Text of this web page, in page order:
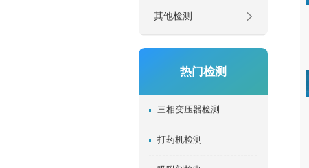
其他检测
热门检测
三相变压器检测
打药机检测